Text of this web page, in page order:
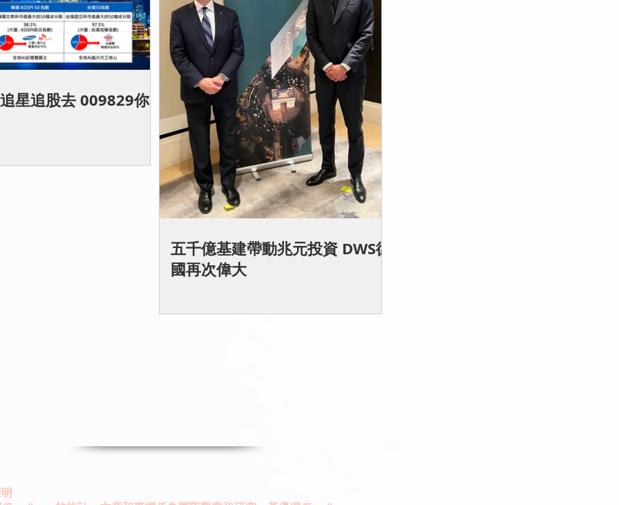
星追股去 009829你
五千億基建帶動兆元投資 DWS德
國再次偉大